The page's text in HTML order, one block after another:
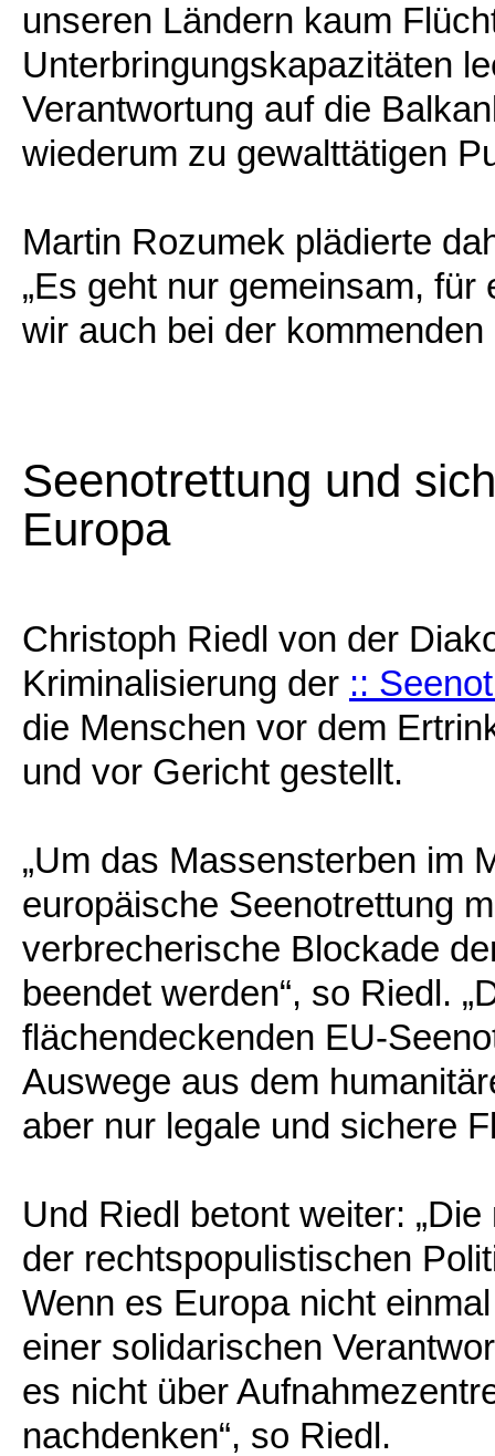
unseren Ländern kaum
Unterbringungskapazitäten
Verantwortung auf die
wiederum zu gewalttätigen
Martin Rozumek plädierte
„Es geht nur gemeinsam,
wir auch bei der
Seenotrettung und
Europa
Christoph Riedl von der
Kriminalisierung der ::
die Menschen vor dem
und vor Gericht gestellt.
„Um das Massensterben im
europäische Seenotrettung
verbrecherische Blockade
beendet werden“, so Riedl.
flächendeckenden EU-
Auswege aus dem
aber nur legale und sichere
Und Riedl betont weiter:
der rechtspopulistischen
Wenn es Europa nicht
einer solidarischen
es nicht über
nachdenken“, so Riedl.